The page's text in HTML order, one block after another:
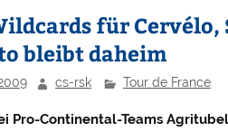
für
bleibt daheim
cs-rsk Tour de France
Pro-Continental-Teams